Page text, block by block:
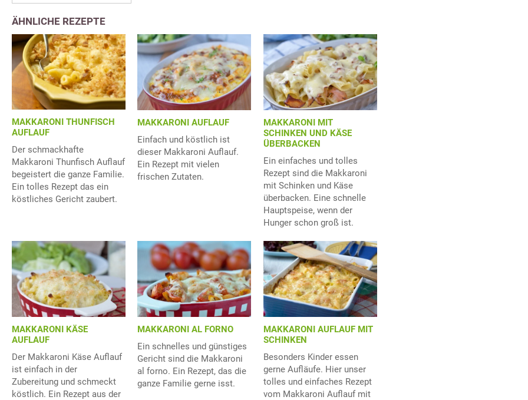
ÄHNLICHE REZEPTE
MAKKARONI THUNFISCH
AUFLAUF
Der schmackhafte
Makkaroni Thunfisch Auflauf
begeistert die ganze Familie.
Ein tolles Rezept das ein
köstliches Gericht zaubert.
MAKKARONI AUFLAUF
Einfach und köstlich ist
dieser Makkaroni Auflauf.
Ein Rezept mit vielen
frischen Zutaten.
MAKKARONI MIT
SCHINKEN UND KÄSE
ÜBERBACKEN
Ein einfaches und tolles
Rezept sind die Makkaroni
mit Schinken und Käse
überbacken. Eine schnelle
Hauptspeise, wenn der
Hunger schon groß ist.
MAKKARONI KÄSE
AUFLAUF
Der Makkaroni Käse Auflauf
ist einfach in der
Zubereitung und schmeckt
köstlich. Ein Rezept aus der
MAKKARONI AL FORNO
Ein schnelles und günstiges
Gericht sind die Makkaroni
al forno. Ein Rezept, das die
ganze Familie gerne isst.
MAKKARONI AUFLAUF MIT
SCHINKEN
Besonders Kinder essen
gerne Aufläufe. Hier unser
tolles und einfaches Rezept
vom Makkaroni Auflauf mit